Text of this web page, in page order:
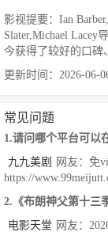
影视提要：Ian
Slater,Michael Lacey
今获得了较好的口碑
更新时间：2026-06-
常见问题
1.请问哪个平台可以
九九美剧
网友：免
https://
2.《布朗神父第十三
电影天堂 网友：